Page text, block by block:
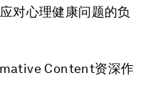
对心理健康问题的负
Content资深作